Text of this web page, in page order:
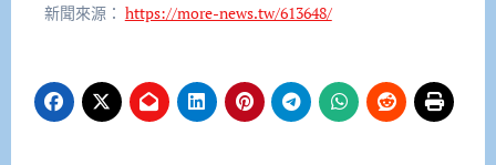
新聞來源： https://more-news.tw/613648/